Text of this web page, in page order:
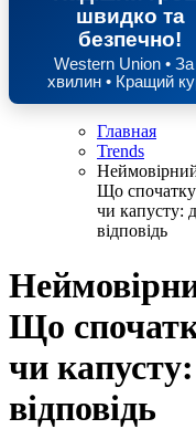
швидко та
безпечно!
Western Union •
хвилин • Кращий
Главная
Trends
Що
чи капусту:
відповідь
Що
чи
відповідь